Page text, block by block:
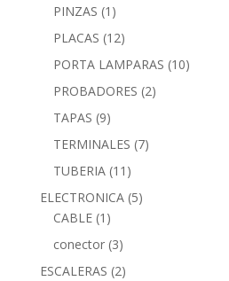
PINZAS (1)
PLACAS (12)
PORTA LAMPARAS (10)
PROBADORES (2)
TAPAS (9)
TERMINALES (7)
TUBERIA (11)
ELECTRONICA (5)
CABLE (1)
conector (3)
ESCALERAS (2)